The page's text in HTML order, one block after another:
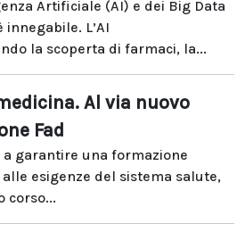
Artificiale (AI) e dei Big Data
L’AI
la scoperta di farmaci, la...
Al via nuovo
Fad
garantire una formazione
esigenze del sistema salute,
corso...